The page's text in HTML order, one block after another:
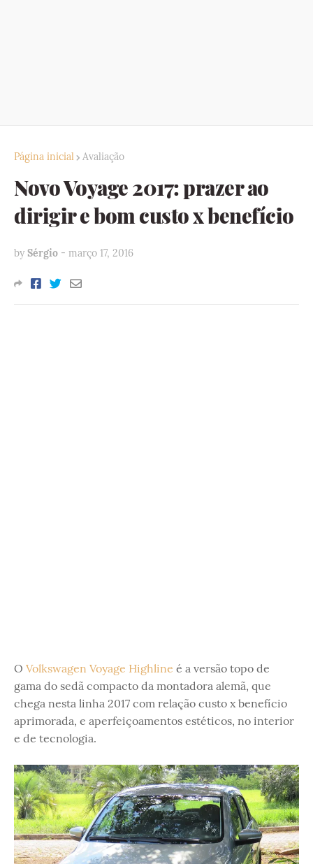
Página inicial Avaliação
Novo Voyage 2017: prazer ao
dirigir e bom custo x benefício
by Sérgio - março 17, 2016
O Volkswagen Voyage Highline é a versão topo de
gama do sedã compacto da montadora alemã, que
chega nesta linha 2017 com relação custo x benefício
aprimorada, e aperfeiçoamentos estéticos, no interior
e de tecnologia.